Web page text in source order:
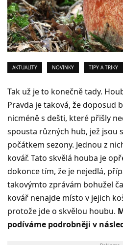
AKTUALITY NOVINKY TIPY A TRIKY
Tak už je to konečně tady.
Pravda je taková, že doposud
nicméně s dešti, které přišly
spousta různých hub, jež jsou
počátkem sezony. Jednou z
kovář. Tato skvělá houba je
dokonce tím, že je nejedlá,
takovýmto zprávám bohužel
kovář nenajde místo v jejich
protože jde o skvělou houbu.
podíváme podrobněji v